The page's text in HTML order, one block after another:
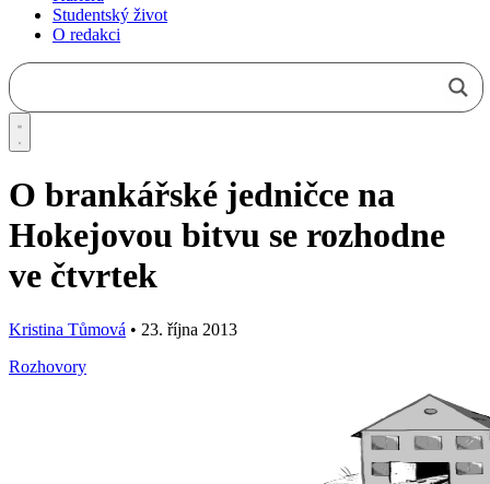
Studentský život
O redakci
O brankářské jedničce na
Hokejovou bitvu se rozhodne
ve čtvrtek
Kristina Tůmová • 23. října 2013
Rozhovory